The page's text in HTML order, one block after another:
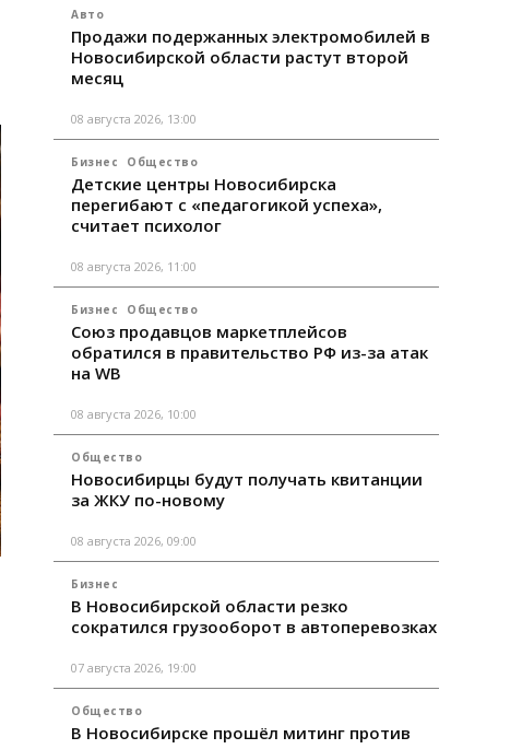
Авто
Продажи подержанных электромобилей в
Новосибирской области растут второй
месяц
08 августа 2026, 13:00
Бизнес Общество
Детские центры Новосибирска
перегибают с «педагогикой успеха»,
считает психолог
08 августа 2026, 11:00
Бизнес Общество
Союз продавцов маркетплейсов
обратился в правительство РФ из-за атак
на WB
08 августа 2026, 10:00
Общество
Новосибирцы будут получать квитанции
за ЖКУ по-новому
08 августа 2026, 09:00
Бизнес
В Новосибирской области резко
сократился грузооборот в автоперевозках
07 августа 2026, 19:00
Общество
В Новосибирске прошёл митинг против